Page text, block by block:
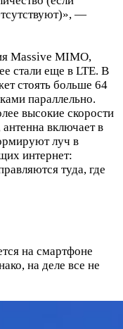
—
Massive MIMO,
стали еще в LTE. В
стоять больше 64
параллельно.
высокие скорости
включает в
луч в
интернет:
туда, где
на смартфоне
на деле все не